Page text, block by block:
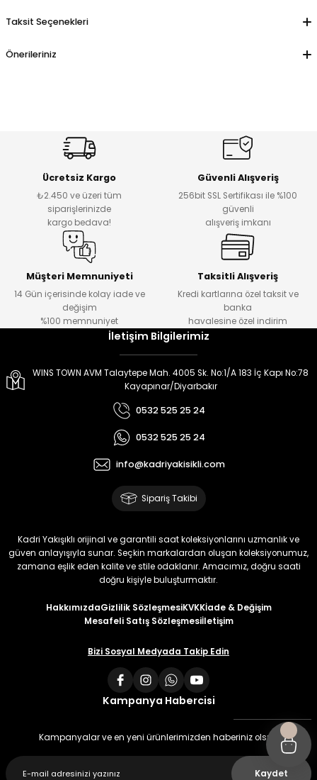
Taksit Seçenekleri
Önerileriniz
Ücretsiz Kargo
₺2.450 ve üzeri tüm
siparişlerinizde
kargo bedava!
Güvenli Alışveriş
256bit SSL Sertifikası ile %100
güvenli
alışveriş imkanı
Müşteri Memnuniyeti
14 Gün içerisinde kolay iade ve
değişim
%100 memnuniyet
Taksitli Alışveriş
Kredi kartlarına özel taksit ve
banka
havalesine özel indirim
İletişim Bilgilerimiz
WINS TOWN AVM Talaytepe Mah. 4005 Sk. No:1/A 183 İç Kapı No:78
Kayapınar/Diyarbakır
0532 525 25 24
0532 525 25 24
info@kadriyakisikli.com
Sipariş Takibi
Kadri Yakışıklı orijinal ve garantili saat koleksiyonlarını uzmanlık ve
güven anlayışıyla sunar. Seçkin markalardan oluşan koleksiyonumuz,
zamana eşlik eden kalite ve stile odaklanır. Amacımız, doğru saati
doğru kişiyle buluşturmaktır.
HakkımızdaGizlilik SözleşmesiKVKKİade & Değişim
Mesafeli Satış Sözleşmesiİletişim
Bizi Sosyal Medyada Takip Edin
Kampanya Habercisi
Kampanyalar ve en yeni ürünlerimizden haberiniz olsun
Kaydet